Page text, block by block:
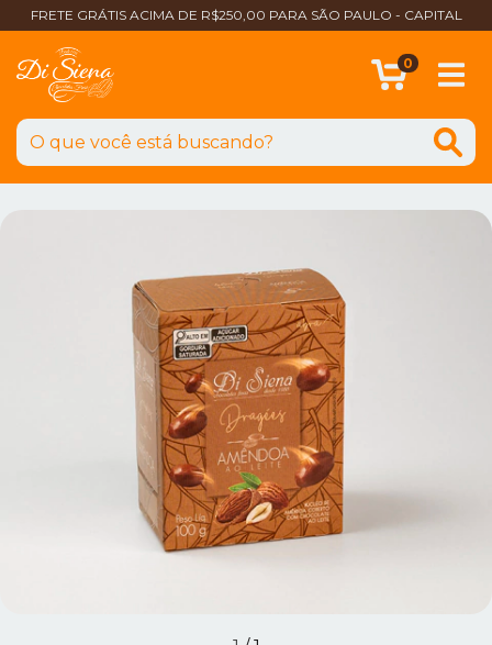
FRETE GRÁTIS ACIMA DE R$250,00 PARA SÃO PAULO - CAPITAL
0